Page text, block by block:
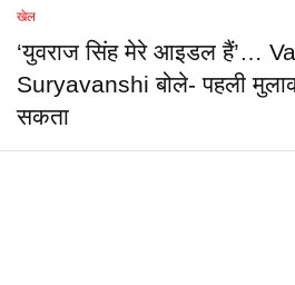
खेल
‘युवराज सिंह मेरे आइडल हैं’…
Suryavanshi बोले- पहली
सकता